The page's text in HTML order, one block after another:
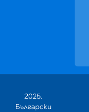
2025.
Български